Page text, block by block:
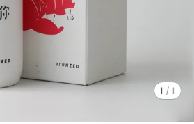
1 / 1